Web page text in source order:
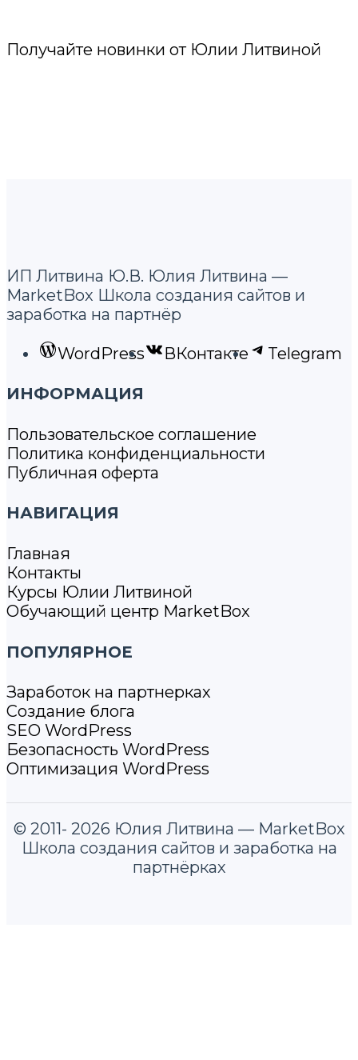
Получайте новинки от Юлии Литвиной
ИП Литвина Ю.В. Юлия Литвина —
MarketBox Школа создания сайтов и
заработка на партнёр
WordPress ВКонтакте Telegram
ИНФОРМАЦИЯ
Пользовательское соглашение
Политика конфиденциальности
Публичная оферта
НАВИГАЦИЯ
Главная
Контакты
Курсы Юлии Литвиной
Обучающий центр MarketBox
ПОПУЛЯРНОЕ
Заработок на партнерках
Создание блога
SEO WordPress
Безопасность WordPress
Оптимизация WordPress
© 2011- 2026 Юлия Литвина — MarketBox
Школа создания сайтов и заработка на
партнёрках